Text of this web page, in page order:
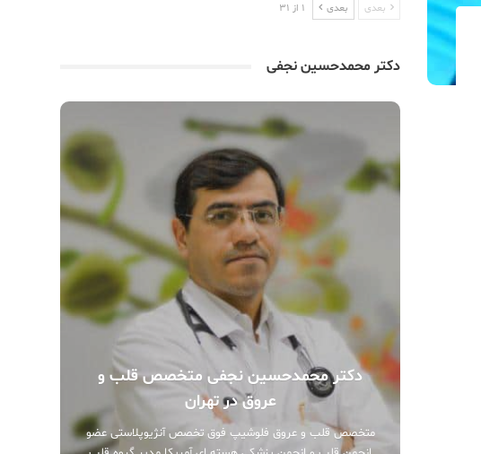
بعدی بعدی 1 از 31
دکتر محمدحسین نجفی
دکتر محمدحسین نجفی متخصص قلب و
عروق در تهران
متخصص قلب و عروق فلوشیپ فوق تخصص آنژیوپلاستی عضو